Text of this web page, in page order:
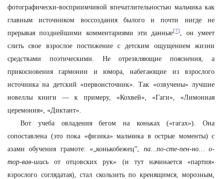
фотографически-восприимчивой впечатлительностью мальчика как
главным источником воссоздания былого и почти нигде не
прерывая позднейшими комментариями эти данные[7] , он умеет
слить свое взрослое постижение с детским ощущением жизни
средствами поэтическими. Не отрезвляющие пояснения, а
прикосновения гармонии и юмора, набегающие из взрослого
источника на детский «первоисточник». Так «озвучены» лучшие
новеллы книги — к примеру, «Кохвей», «Гаги», «Лимонная
церемония», «Диктант».
Вот учеба овладения бегом на коньках («гагах»). Она
сопоставлена (это пока «физика» мальчика в острые моменты) с
азами обучения грамоте: «„конькобежец”, па…по-сте-пен-но… о-
тор-вав-шисьот отцовских рук» (и тут начинается «партия»
взрослого соглядатая), стал скользить по кренящимся, морозным,